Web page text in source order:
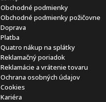
Obchodné podmienky
Obchodné podmienky požičovne
Doprava
Platba
Quatro nákup na splátky
Reklamačný poriadok
Reklamácie a vrátenie tovaru
Ochrana osobných údajov
Cookies
Kariéra